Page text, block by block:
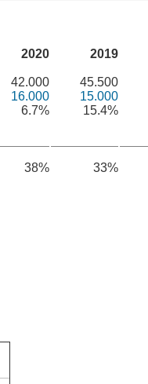
2020
42.000
16.000
6.7%
38%
2019
45.500
15.000
15.4%
33%